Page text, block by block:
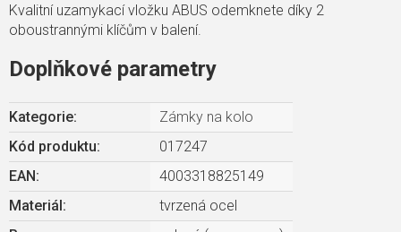
Kvalitní uzamykací vložku ABUS odemknete díky 2
oboustrannými klíčům v balení.
Doplňkové parametry
Kategorie:
Zámky na kolo
Kód produktu:
017247
EAN:
4003318825149
Materiál:
tvrzená ocel